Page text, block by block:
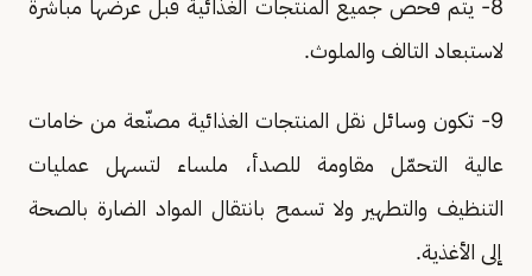
8- يتم فحص جميع المنتجات الغذائية قبل عرضها مباشرةً
لاستبعاد التالف والملوث.
9- تكون وسائل نقل المنتجات الغذائية مصنّعة من خامات
عالية التحمّل مقاومة للصدأ، ملساء لتسهل عمليات
التنظيف والتطهير ولا تسمح بانتقال المواد الضارة بالصحة
إلى الأغذية.